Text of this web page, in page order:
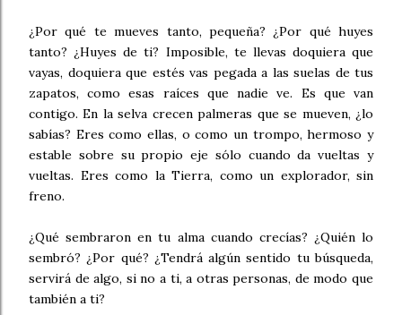
¿Por qué te mueves tanto, pequeña? ¿Por qué huyes
tanto? ¿Huyes de ti? Imposible, te llevas doquiera que
vayas, doquiera que estés vas pegada a las suelas de tus
zapatos, como esas raíces que nadie ve. Es que van
contigo. En la selva crecen palmeras que se mueven, ¿lo
sabías? Eres como ellas, o como un trompo, hermoso y
estable sobre su propio eje sólo cuando da vueltas y
vueltas. Eres como la Tierra, como un explorador, sin
freno.
¿Qué sembraron en tu alma cuando crecías? ¿Quién lo
sembró? ¿Por qué? ¿Tendrá algún sentido tu búsqueda,
servirá de algo, si no a ti, a otras personas, de modo que
también a ti?